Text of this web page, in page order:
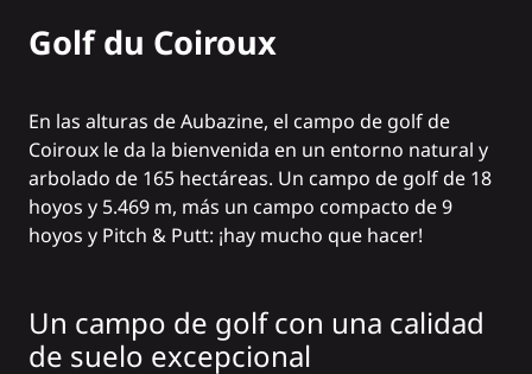
Golf du Coiroux
En las alturas de Aubazine, el campo de golf de
Coiroux le da la bienvenida en un entorno natural y
arbolado de 165 hectáreas. Un campo de golf de 18
hoyos y 5.469 m, más un campo compacto de 9
hoyos y Pitch & Putt: ¡hay mucho que hacer!
Un campo de golf con una calidad
de suelo excepcional